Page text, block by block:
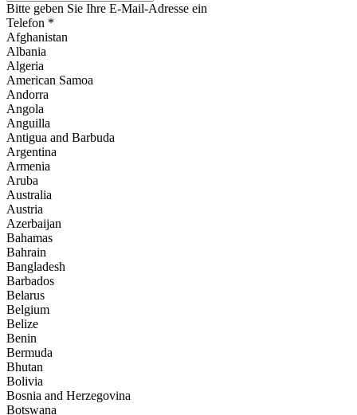
Bitte geben Sie Ihre E-Mail-Adresse ein
Telefon *
Afghanistan
Albania
Algeria
American Samoa
Andorra
Angola
Anguilla
Antigua and Barbuda
Argentina
Armenia
Aruba
Australia
Austria
Azerbaijan
Bahamas
Bahrain
Bangladesh
Barbados
Belarus
Belgium
Belize
Benin
Bermuda
Bhutan
Bolivia
Bosnia and Herzegovina
Botswana